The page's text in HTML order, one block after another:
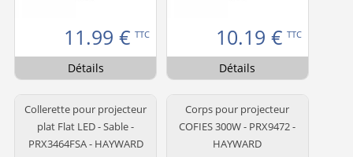
11.99 € TTC
Détails
10.19 € TTC
Détails
Collerette pour projecteur
plat Flat LED - Sable -
PRX3464FSA - HAYWARD
Corps pour projecteur
COFIES 300W - PRX9472 -
HAYWARD